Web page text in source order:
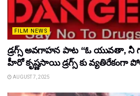
FILM NEWS
డ్రగ్స్ అవగాహన పాట “ఓ యువతా, నీ
హీరో కృష్ణసాయి డ్రగ్స్ కు వ్యతిరేకంగా
AUGUST 7, 2025